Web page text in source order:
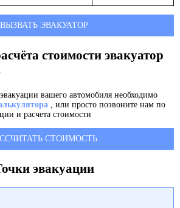
ВЫЗВАТЬ ЭВАКУАТОР
стоимости эвакуатор
вашего автомобиля необходимо
, или просто позвоните нам по
и расчета стоимости
СТОИМОСТЬ
эвакуации